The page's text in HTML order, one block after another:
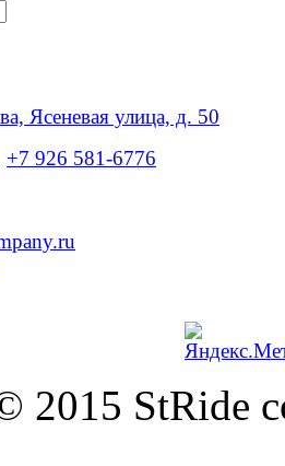
Ясеневая улица, д. 50
+7 926 581-6776
2015 StRide